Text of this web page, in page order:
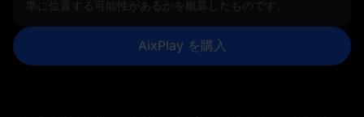
準に位置する可能性があるかを概算したものです。
AixPlay を購入